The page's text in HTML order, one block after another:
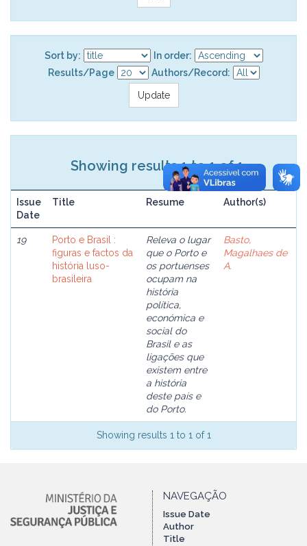
Sort by:
In order:
Results/Page
Authors/Record:
Showing results 1 to 1 of 1
Issue
Date
Title Resume Author(s)
19
Porto e Brasil :
figuras e factos da
história luso-
brasileira
Releva o lugar
que o Porto e
os portuenses
ocupam na
história
política,
económica e
social do
Brasil e as
ligações que
existem entre
a história
deste país e
do Porto.
Basto,
Magalhaes de
A.
Showing results 1 to 1 of 1
NAVEGAÇÃO
Issue Date
Author
Title